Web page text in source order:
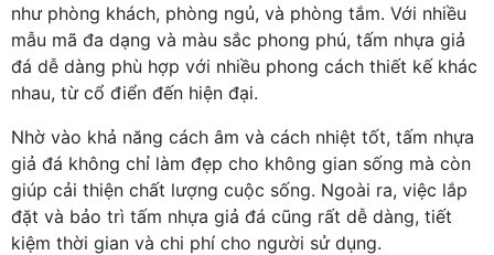
như phòng khách, phòng ngủ, và phòng tắm. Với nhiều
mẫu mã đa dạng và màu sắc phong phú, tấm nhựa giả
đá dễ dàng phù hợp với nhiều phong cách thiết kế khác
nhau, từ cổ điển đến hiện đại.
Nhờ vào khả năng cách âm và cách nhiệt tốt, tấm nhựa
giả đá không chỉ làm đẹp cho không gian sống mà còn
giúp cải thiện chất lượng cuộc sống. Ngoài ra, việc lắp
đặt và bảo trì tấm nhựa giả đá cũng rất dễ dàng, tiết
kiệm thời gian và chi phí cho người sử dụng.